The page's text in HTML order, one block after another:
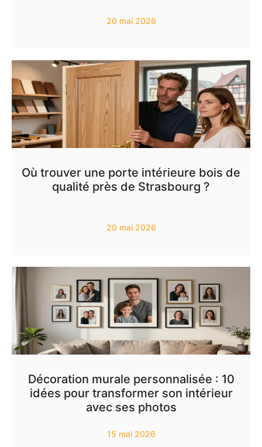
20 mai 2026
Où trouver une porte intérieure bois de
qualité près de Strasbourg ?
20 mai 2026
Décoration murale personnalisée : 10
idées pour transformer son intérieur
avec ses photos
15 mai 2026